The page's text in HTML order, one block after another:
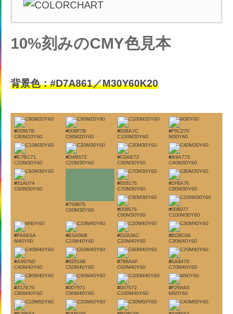
10%刻みのCMY色見本
背景色：#D7A861／M30Y60K20
#00967B
C80M20Y60
#008F7B
C90M20Y60
#008A7C
C100M20Y60
#F9C270
M30Y60
#E7BC71
C10M30Y60
#D4B572
C20M30Y60
#C0AE72
C30M30Y60
#A9A773
C40M30Y60
#91A074
C50M30Y60
#759875
C60M30Y60
#559175
C70M30Y60
#1F8A76
C80M30Y60
#008576
C90M30Y60
#008077
C100M30Y60
#F6AE6A
M40Y60
#E5A96B
C10M40Y60
#D2A36C
C20M40Y60
#BD8C66
C30M40Y60
#A9976D
C40M40Y60
#92916E
C50M40Y60
#788A6F
C60M40Y60
#5A8470
C70M40Y60
#317E70
C80M40Y60
#007971
C90M40Y60
#007572
C100M40Y60
#F29A63
M50Y60